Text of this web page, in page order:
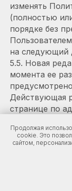
Продолжая
cookie. Это
сайтом,
изменять
(полностью
порядке без
на следующий
5.5. Новая
момента ее
Действующая
странице по
6. ОБРАТНАЯ
настоящей